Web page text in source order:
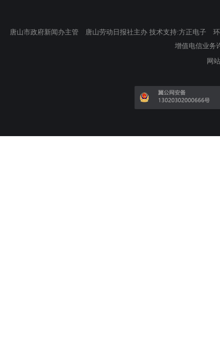
唐山市政府新闻办主管 唐山劳动日报社主办 技术支持:方正电子
增值电信业务
网